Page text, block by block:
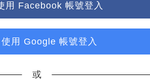
用 Facebook 帳號登入
使用 Google 帳號登入
或